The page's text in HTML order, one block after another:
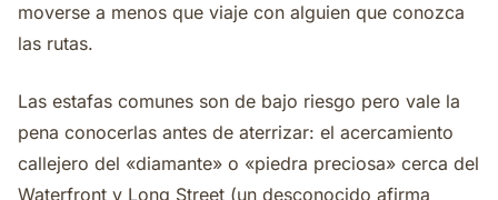
moverse a menos que viaje con alguien que conozca
las rutas.
Las estafas comunes son de bajo riesgo pero vale la
pena conocerlas antes de aterrizar: el acercamiento
callejero del «diamante» o «piedra preciosa» cerca del
Waterfront y Long Street (un desconocido afirma